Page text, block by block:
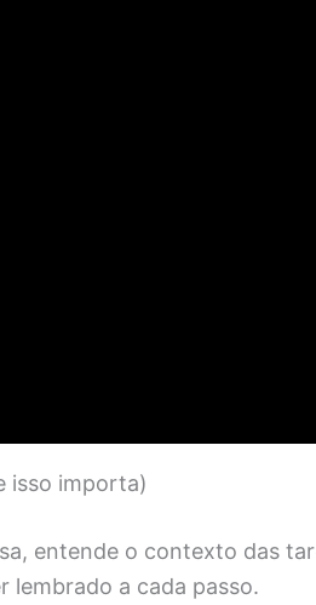
isso importa)
entende o contexto das
lembrado a cada passo.